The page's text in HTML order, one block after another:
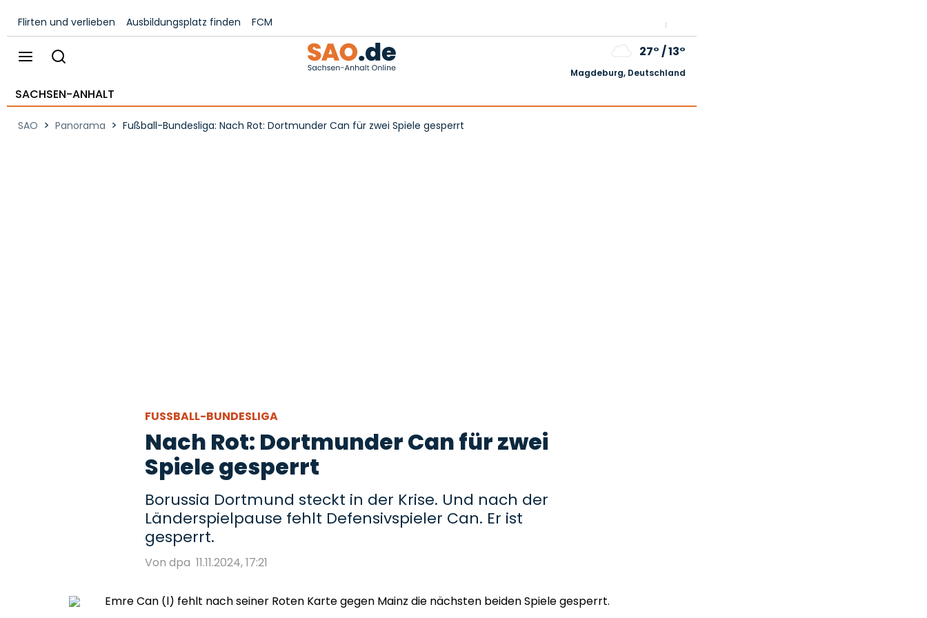
Flirten und verlieben Ausbildungsplatz finden FCM
27°/13°
Magdeburg, Deutschland
SACHSEN-ANHALT
SAO > Panorama > Fußball-Bundesliga: Nach Rot: Dortmunder Can für zwei Spiele gesperrt
FUSSBALL-BUNDESLIGA
Nach Rot: Dortmunder Can für zwei
Spiele gesperrt
Borussia Dortmund steckt in der Krise. Und nach der
Länderspielpause fehlt Defensivspieler Can. Er ist
gesperrt.
Von dpa 11.11.2024, 17:21